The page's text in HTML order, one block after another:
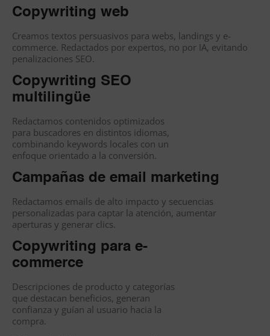
Copywriting web
Creamos textos persuasivos para webs, landings y e-
commerce. Redactados por expertos, no por IA, evitando
penalizaciones SEO.
Copywriting SEO
multilingüe
Redactamos contenidos optimizados
para buscadores en distintos idiomas,
combinando keywords locales con un
enfoque orientado a la conversión.
Campañas de email marketing
Redactamos emails de alto impacto y secuencias
personalizadas para captar la atención, aumentar
aperturas y generar clics.
Copywriting para e-
commerce
Descripciones de producto y categorías
que destacan beneficios, generan
confianza y guían al usuario hacia la
compra.